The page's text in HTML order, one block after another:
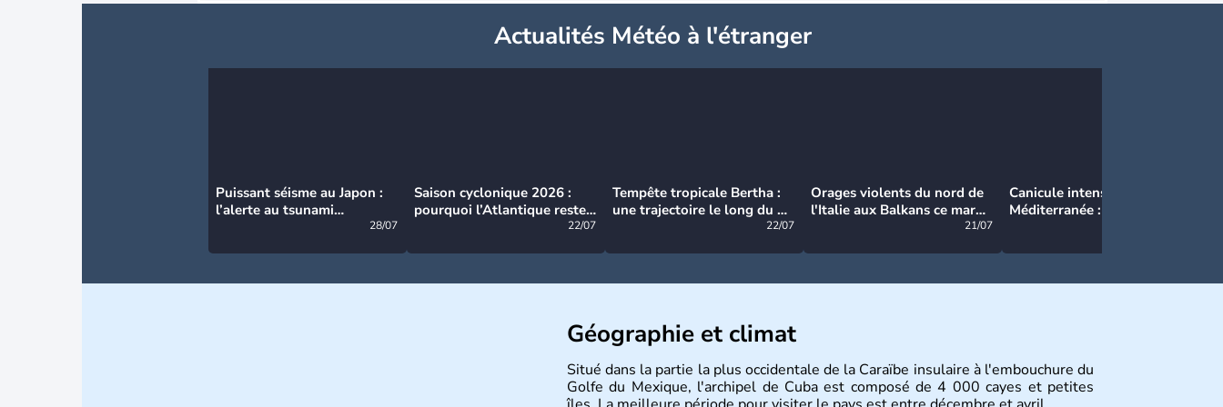
Actualités Météo à l'étranger
Puissant séisme au Japon :
l’alerte au tsunami
28/07
Saison cyclonique 2026 :
pourquoi l’Atlantique reste
22/07
Tempête tropicale Bertha :
une trajectoire le long du du
22/07
Orages violents du nord de
l'Italie aux Balkans ce mardi
21/07
Canicule intense en
Méditerranée : près de 50°C
Géographie et climat
Situé dans la partie la plus occidentale de la Caraïbe insulaire à l'embouchure du
Golfe du Mexique, l'archipel de Cuba est composé de 4 000 cayes et petites